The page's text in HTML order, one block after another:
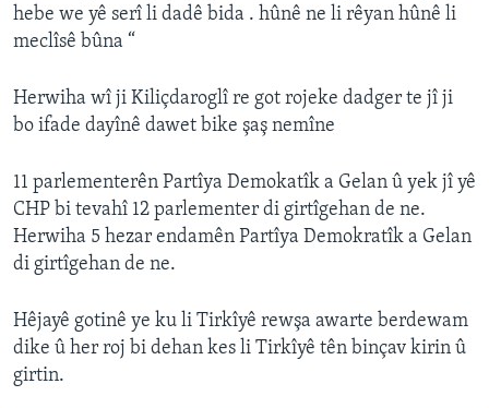
hebe we yê serî li dadê bida . hûnê ne li rêyan hûnê li
meclîsê bûna “
Herwiha wî ji Kiliçdaroglî re got rojeke dadger te jî ji
bo ifade dayînê dawet bike şaş nemîne
11 parlementerên Partîya Demokatîk a Gelan û yek jî yê
CHP bi tevahî 12 parlementer di girtîgehan de ne.
Herwiha 5 hezar endamên Partîya Demokratîk a Gelan
di girtîgehan de ne.
Hêjayê gotinê ye ku li Tirkîyê rewşa awarte berdewam
dike û her roj bi dehan kes li Tirkîyê tên binçav kirin û
girtin.